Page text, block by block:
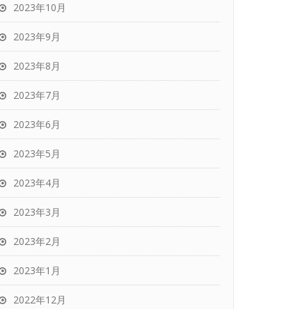
2023年10月
2023年9月
2023年8月
2023年7月
2023年6月
2023年5月
2023年4月
2023年3月
2023年2月
2023年1月
2022年12月